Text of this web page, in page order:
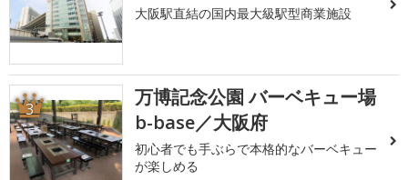
大阪駅直結の国内最大級駅型商業施設
3
万博記念公園 バーベキュー場
b-base／大阪府
初心者でも手ぶらで本格的なバーベキュー
が楽しめる